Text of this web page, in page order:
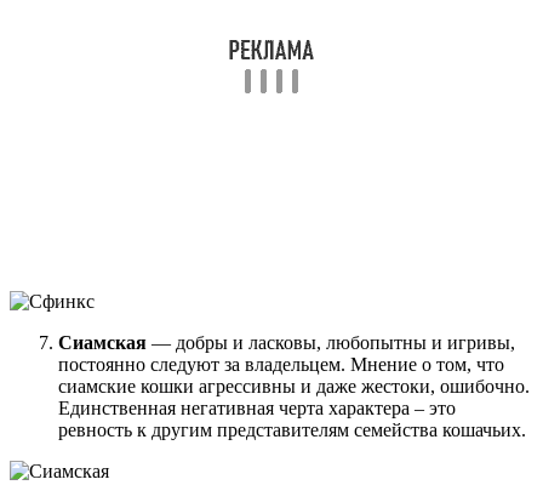
Сиамская — добры и ласковы, любопытны и игривы,
постоянно следуют за владельцем. Мнение о том, что
сиамские кошки агрессивны и даже жестоки, ошибочно.
Единственная негативная черта характера – это
ревность к другим представителям семейства кошачьих.